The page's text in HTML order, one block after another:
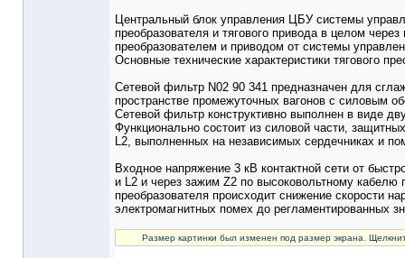
Центральный блок управления ЦБУ системы
преобразователя и тягового привода в целом
преобразователем и приводом от системы
Основные технические характеристики тягового
Сетевой фильтр N02 90 341 предназначен для
пространстве промежуточных вагонов с силовым
Сетевой фильтр конструктивно выполнен в виде
Функционально состоит из силовой части,
L2, выполненных на независимых сердечниках и
Входное напряжение 3 кВ контактной сети от
и L2 и через зажим Z2 по высоковольтному кабелю
преобразователя происходит снижение скорости
электромагнитных помех до регламентированных
Размер картинки был изменен под размер экрана.